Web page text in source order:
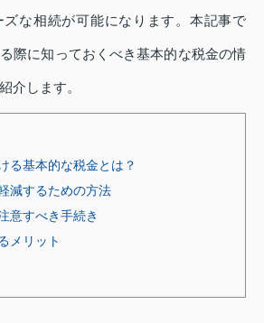
な相続が可能になります。本記事で
際に知っておくべき基本的な税金の情
介します。
る基本的な税金とは？
減するための方法
意すべき手続き
メリット